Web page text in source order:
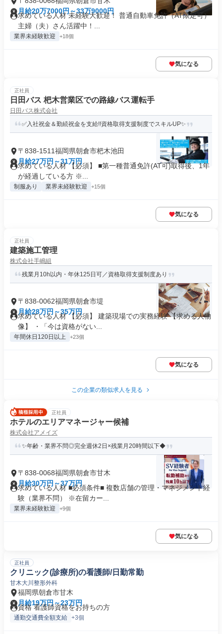
月給20万7000円～33万9000円
求めている人材 未経験大歓迎！ 普通自動車免許（AT限定可）
主婦（夫）さん活躍中！...
業界未経験歓迎 +18個
気になる
正社員
日田バス 杷木営業区での路線バス運転手
日田バス株式会社
✅入社祝金＆勤続祝金を支給!!資格取得支援制度でスキルUP✨
〒838-1511福岡県朝倉市杷木池田
月給27万円～31万円
求めている人材 【必須】 ■第一種普通免許(AT可)取得後、1年
が経過している方 ※...
制服あり 業界未経験歓迎 +15個
気になる
正社員
建築施工管理
株式会社手嶋組
残業月10h以内・年休125日可／資格取得支援制度あり
〒838-0062福岡県朝倉市堤
月給28万円～35万円
求めている人材 【必須】 建築現場での実務経験 【求める人物
像】 ・「今は資格がない...
年間休日120日以上 +23個
気になる
この企業の類似求人を見る
正社員
ホテルのエリアマネージャー候補
株式会社アメイズ
✨年齢・業界不問◎完全週休2日×残業月20時間以下◆
〒838-0068福岡県朝倉市甘木
月給30万円～37万円
求めている人材 ■必須条件■ 複数店舗の管理・マネジメント経
験（業界不問） ※在留カー...
業界未経験歓迎 +9個
気になる
正社員
クリニック(診療所)の看護師/日勤常勤
甘木大川整形外科
福岡県朝倉市甘木
月給19万円～23万円
資格 看護師資格をお持ちの方
通勤交通費全額支給 +3個